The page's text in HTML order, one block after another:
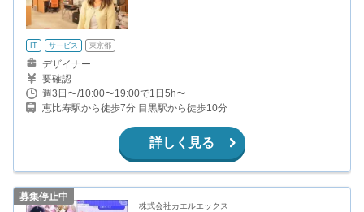
IT サービス 東京都
デザイナー
要確認
週3日〜/10:00〜19:00で1日5h〜
恵比寿駅から徒歩7分 目黒駅から徒歩10分
詳しく見る
募集停止中
株式会社カエルエックス